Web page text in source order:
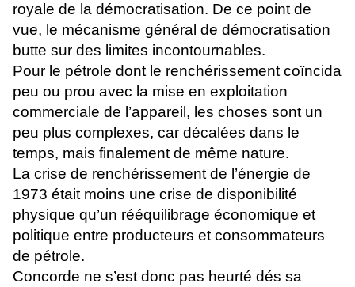
royale de la démocratisation. De ce point de
vue, le mécanisme général de démocratisation
butte sur des limites incontournables.
Pour le pétrole dont le renchérissement coïncida
peu ou prou avec la mise en exploitation
commerciale de l’appareil, les choses sont un
peu plus complexes, car décalées dans le
temps, mais finalement de même nature.
La crise de renchérissement de l’énergie de
1973 était moins une crise de disponibilité
physique qu’un rééquilibrage économique et
politique entre producteurs et consommateurs
de pétrole.
Concorde ne s’est donc pas heurté dés sa